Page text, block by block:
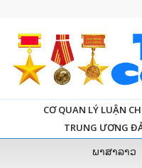
CƠ QUAN LÝ LUẬN
TRUNG ƯƠNG
ພາສາລາວ